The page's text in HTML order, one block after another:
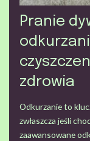
Pranie
zdrowia
Odkurzanie to
zwłaszcza jeśli
zaawansowane